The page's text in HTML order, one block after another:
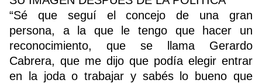
“Sé que seguí el concejo de una gran
persona, a la que le tengo que hacer un
reconocimiento, que se llama Gerardo
Cabrera, que me dijo que podía elegir entrar
en la joda o trabajar y sabés lo bueno que